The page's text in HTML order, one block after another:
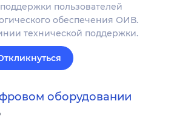
пользователей
обеспечения ОИВ.
технической поддержки.
оборудовании